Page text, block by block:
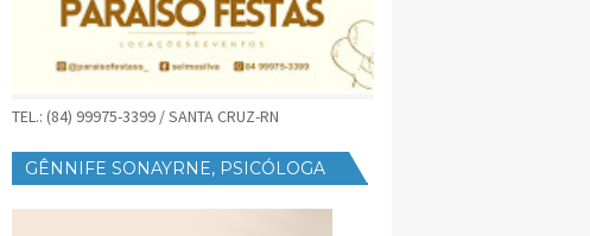
TEL.: (84) 99975-3399 / SANTA CRUZ-RN
GÊNNIFE SONAYRNE, PSICÓLOGA